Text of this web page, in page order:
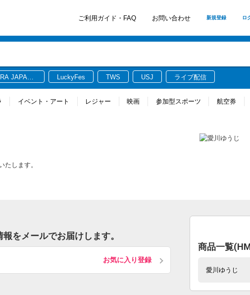
ご利用ガイド・FAQ お問い合わせ 新規登録 ロ
JAPAN
LuckyFes TWS USJ ライブ配信
イベント・アート レジャー 映画 参加型スポーツ 航空券
します。
をメールでお届けします。
お気に入り登録
商品一覧
愛川ゆうじ